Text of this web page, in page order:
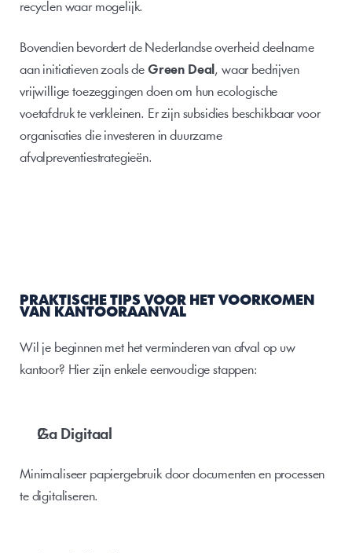
recyclen waar mogelijk.
Bovendien bevordert de Nederlandse overheid deelname
aan initiatieven zoals de Green Deal , waar bedrijven
vrijwillige toezeggingen doen om hun ecologische
voetafdruk te verkleinen. Er zijn subsidies beschikbaar voor
organisaties die investeren in duurzame
afvalpreventiestrategieën.
PRAKTISCHE TIPS VOOR HET VOORKOMEN
VAN KANTOORAANVAL
Wil je beginnen met het verminderen van afval op uw
kantoor? Hier zijn enkele eenvoudige stappen:
Ga Digitaal
Minimaliseer papiergebruik door documenten en processen
te digitaliseren.